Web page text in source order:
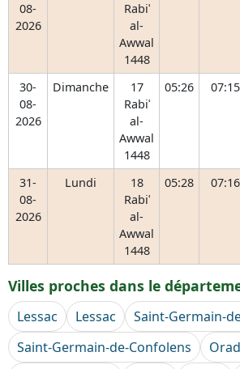
08-
2026
Rabiʿ
al-
Awwal
1448
30-
08-
2026
Dimanche
17
Rabiʿ
al-
Awwal
1448
05:26 07:15
31-
08-
2026
Lundi
18
Rabiʿ
al-
Awwal
1448
05:28 07:16
Villes proches dans le
Lessac Lessac
Saint-Germain-
Saint-Germain-de-Confolens